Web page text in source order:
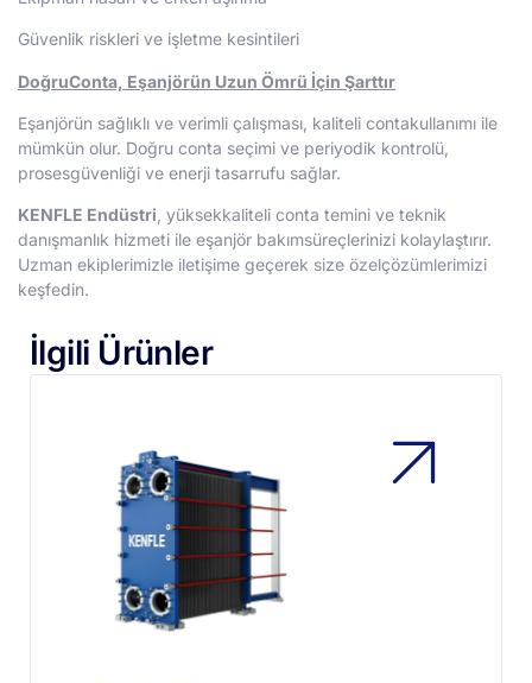
Güvenlik riskleri ve işletme kesintileri
DoğruConta, Eşanjörün Uzun Ömrü İçin Şarttır
Eşanjörün sağlıklı ve verimli çalışması, kaliteli contakullanımı ile
mümkün olur. Doğru conta seçimi ve periyodik kontrolü,
prosesgüvenliği ve enerji tasarrufu sağlar.
KENFLE Endüstri , yüksekkaliteli conta temini ve teknik
danışmanlık hizmeti ile eşanjör bakımsüreçlerinizi kolaylaştırır.
Uzman ekiplerimizle iletişime geçerek size özelçözümlerimizi
keşfedin.
İlgili Ürünler